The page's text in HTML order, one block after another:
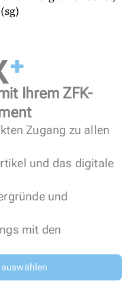
Ihrem ZFK-
Zugang zu allen
und das digitale
und
mit den